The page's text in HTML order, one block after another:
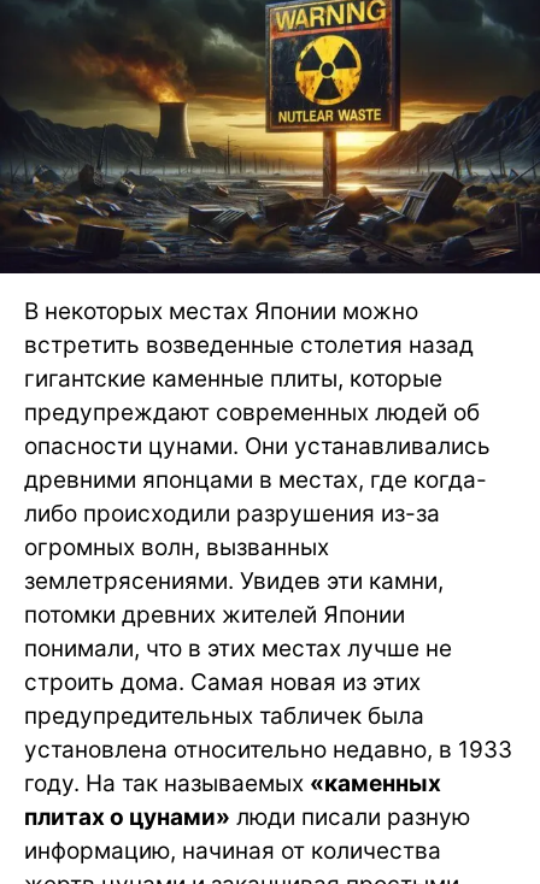
В некоторых местах Японии можно
встретить возведенные столетия назад
гигантские каменные плиты, которые
предупреждают современных людей об
опасности цунами. Они устанавливались
древними японцами в местах, где когда-
либо происходили разрушения из-за
огромных волн, вызванных
землетрясениями. Увидев эти камни,
потомки древних жителей Японии
понимали, что в этих местах лучше не
строить дома. Самая новая из этих
предупредительных табличек была
установлена относительно недавно, в 1933
году. На так называемых «каменных
плитах о цунами» люди писали разную
информацию, начиная от количества